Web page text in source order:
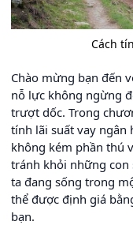
Cách
Chào mừng bạn đến
nỗ lực không ngừng
trượt dốc. Trong
tính lãi suất vay ngân
không kém phần thú
tránh khỏi những con
ta đang sống trong
thể được định giá
bạn.